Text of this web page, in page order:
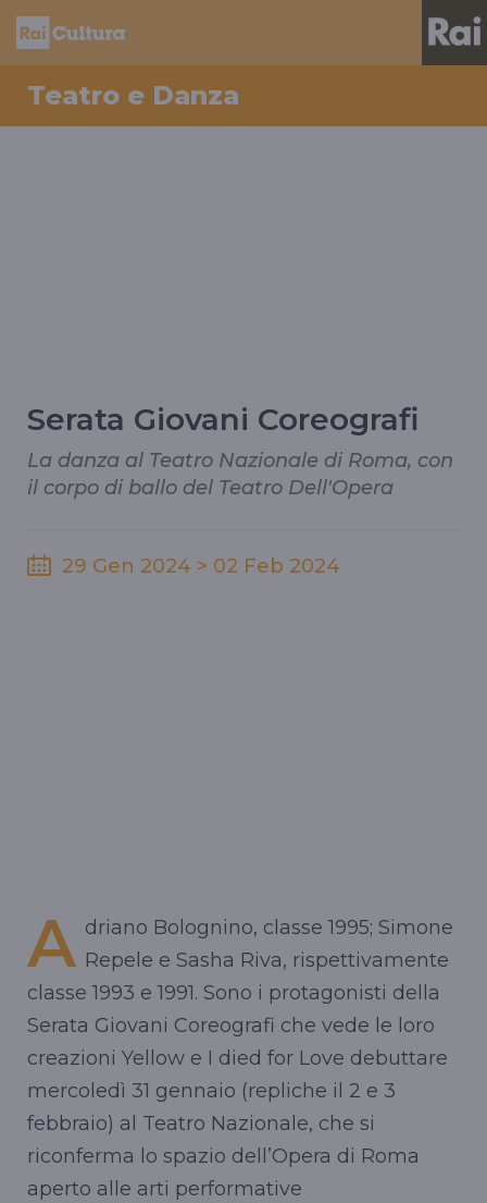
Teatro e Danza
Serata Giovani Coreografi
La danza al Teatro Nazionale di Roma, con
il corpo di ballo del Teatro Dell'Opera
29 Gen 2024 > 02 Feb 2024
A driano Bolognino, classe 1995; Simone
Repele e Sasha Riva, rispettivamente
classe 1993 e 1991. Sono i protagonisti della
Serata Giovani Coreografi che vede le loro
creazioni Yellow e I died for Love debuttare
mercoledì 31 gennaio (repliche il 2 e 3
febbraio) al Teatro Nazionale, che si
riconferma lo spazio dell’Opera di Roma
aperto alle arti performative